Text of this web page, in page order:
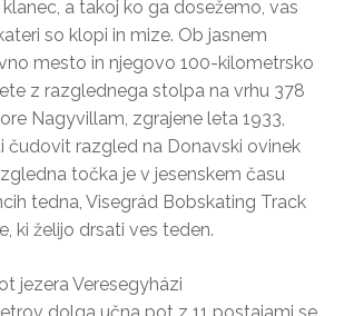
a takoj ko ga dosežemo, vas
so klopi in mize. Ob jasnem
mesto in njegovo 100-kilometrsko
z razglednega stolpa na vrhu 378
Nagyvillam, zgrajene leta 1933,
čudovit razgled na Donavski ovinek
točka je v jesenskem času
tedna, Visegrád Bobskating Track
ki želijo drsati ves teden.
jezera Veresegyházi